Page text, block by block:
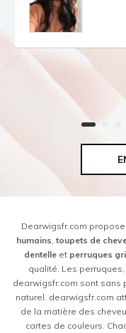
Dearwigsfr.com
humains ,toupets de
dentelleet perruques
qualité. Les
dearwigsfr.com sont sans
naturel. dearwigsfr.com
de la matière des
cartes de couleurs.